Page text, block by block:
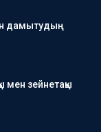
дамытудың
мен зейнетақы